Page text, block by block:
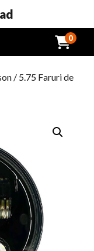
0
/ 5.75 Faruri de